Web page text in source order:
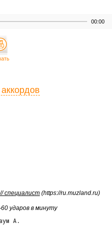
00:00
специалист (https://ru.muzland.ru)
ударов в минуту
А.